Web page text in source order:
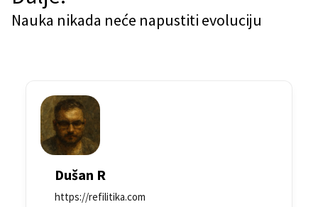
i
Nauka nikada neće napustiti evoluciju
Dušan R
https://refilitika.com